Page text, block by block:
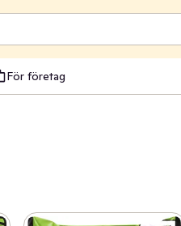
För företag